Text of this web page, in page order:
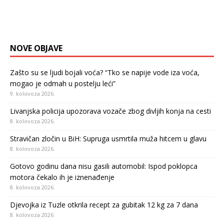
NOVE OBJAVE
Zašto su se ljudi bojali voća? “Tko se napije vode iza voća,
mogao je odmah u postelju leći”
9. kolovoza 2026.
Livanjska policija upozorava vozače zbog divljih konja na cesti
8. kolovoza 2026.
Stravičan zločin u BiH: Supruga usmrtila muža hitcem u glavu
8. kolovoza 2026.
Gotovo godinu dana nisu gasili automobil: Ispod poklopca
motora čekalo ih je iznenađenje
8. kolovoza 2026.
Djevojka iz Tuzle otkrila recept za gubitak 12 kg za 7 dana
8. kolovoza 2026.